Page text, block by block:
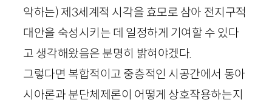
악하는) 제 3세계적 시각을 효모로 삼아 전지구적
대안을 숙성시키는 데 일정하게 기여할 수 있다
고 생각해왔음은 분명히 밝혀야겠다.
그렇다면 복합적이고 중층적인 시공간에서 동아
시아론과 분단체제론이 어떻게 상호작용하는지